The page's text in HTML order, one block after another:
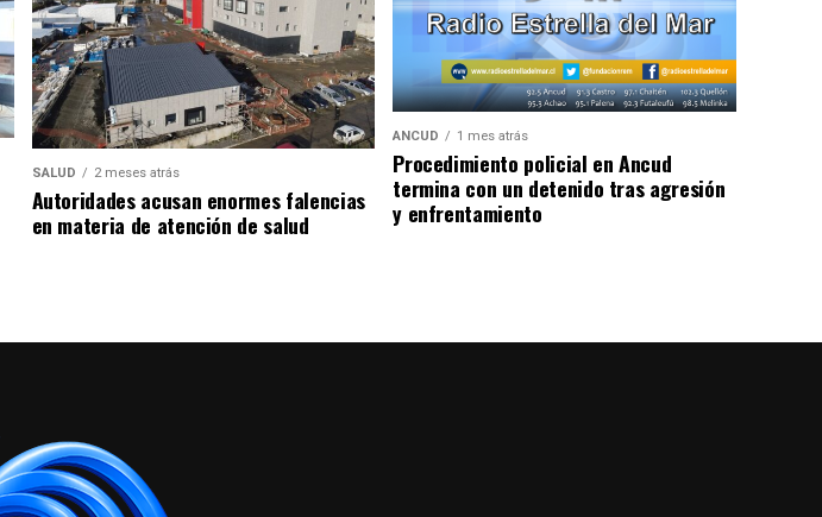
SALUD 2 meses atrás
Autoridades acusan enormes falencias
en materia de atención de salud
ANCUD 1 mes atrás
Procedimiento policial en Ancud
termina con un detenido tras agresión
y enfrentamiento